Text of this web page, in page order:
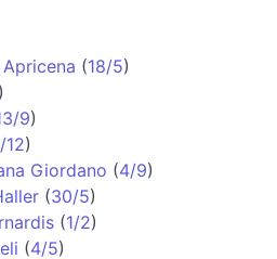
(18/5)
)
9)
12)
Giordano (4/9)
(30/5)
(1/2)
(4/5)